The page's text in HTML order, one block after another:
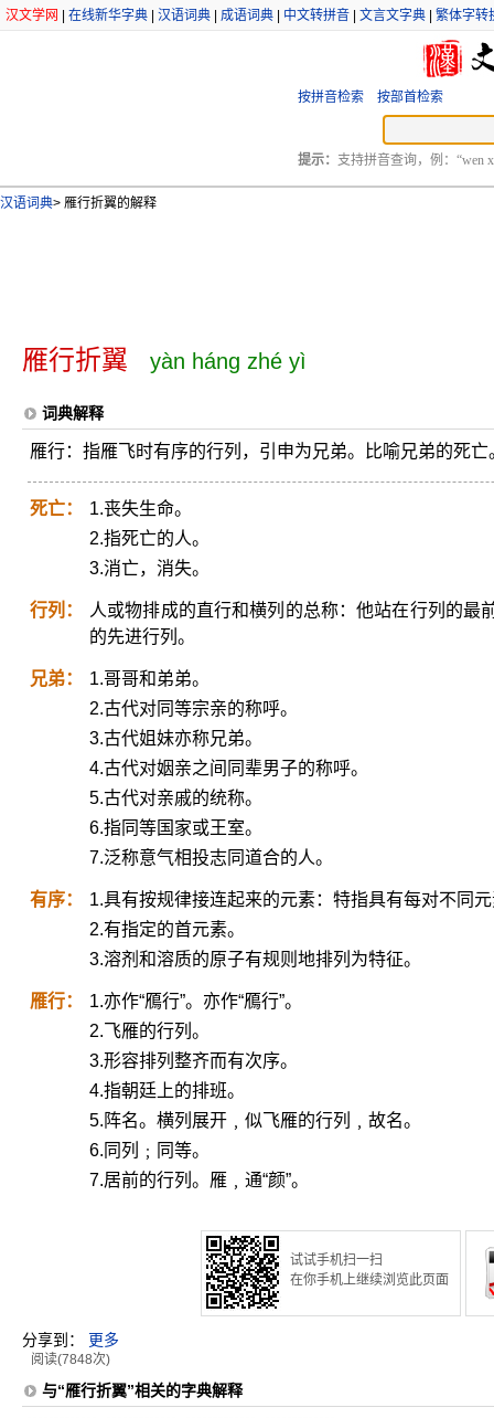
汉文学网 在线新华字典 汉语词典 成语词典 中文转拼音 文言文字典 繁体字转
按拼音检索 按部首检索
提示： 支持拼音查询，例：“wen
汉语词典> 雁行折翼的解释
雁行折翼 yàn háng zhé yì
词典解释
雁行：指雁飞时有序的行列，引申为兄弟。比喻兄弟的死亡
死亡：
1.丧失生命。
2.指死亡的人。
3.消亡，消失。
行列：
人或物排成的直行和横列的总称：他站在行列的
的先进行列。
兄弟：
1.哥哥和弟弟。
2.古代对同等宗亲的称呼。
3.古代姐妹亦称兄弟。
4.古代对姻亲之间同辈男子的称呼。
5.古代对亲戚的统称。
6.指同等国家或王室。
7.泛称意气相投志同道合的人。
有序：
1.具有按规律接连起来的元素：特指具有每对不同
2.有指定的首元素。
3.溶剂和溶质的原子有规则地排列为特征。
雁行：
1.亦作“鴈行”。亦作“鴈行”。
2.飞雁的行列。
3.形容排列整齐而有次序。
4.指朝廷上的排班。
5.阵名。横列展开﹐似飞雁的行列﹐故名。
6.同列﹔同等。
7.居前的行列。雁﹐通“颜”。
试试手机扫一扫
在你手机上继续浏览此页面
分享到： 更多
阅读(7848次)
与“雁行折翼”相关的字典解释